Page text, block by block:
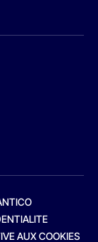
AUX COOKIES